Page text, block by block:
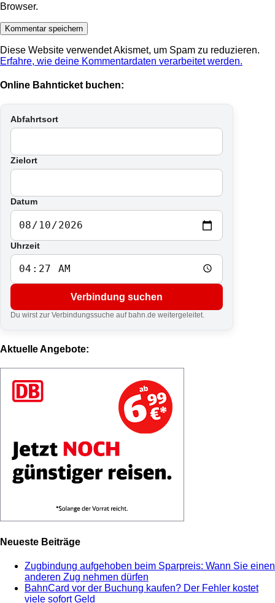
Browser.
Diese Website verwendet Akismet, um Spam zu reduzieren.
Erfahre, wie deine Kommentardaten verarbeitet werden.
Online Bahnticket buchen:
Abfahrtsort
Zielort
Datum
Uhrzeit
Verbindung suchen
Du wirst zur Verbindungssuche auf bahn.de weitergeleitet.
Aktuelle Angebote:
Neueste Beiträge
Zugbindung aufgehoben beim Sparpreis: Wann Sie einen
anderen Zug nehmen dürfen
BahnCard vor der Buchung kaufen? Der Fehler kostet
viele sofort Geld